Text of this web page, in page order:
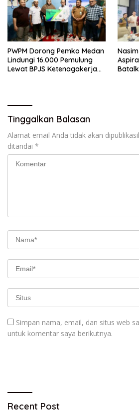
PWPM Dorong Pemko Medan
Lindungi 16.000 Pemulung
Lewat BPJS Ketenagakerjaan
Tinggalkan Balasan
Alamat email Anda tidak akan
ditandai *
Simpan nama, email, dan situs web
untuk komentar saya berikutnya.
Recent Post